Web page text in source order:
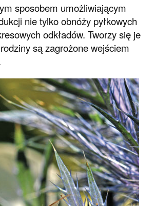
sposobem umożliwiającym
nie tylko obnóży pyłkowych
odkładów. Tworzy się je
są zagrożone wejściem